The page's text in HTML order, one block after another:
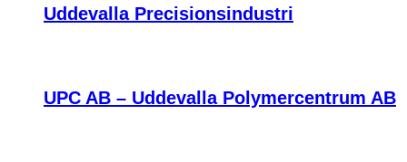
Uddevalla Precisionsindustri
UPC AB – Uddevalla Polymercentrum AB